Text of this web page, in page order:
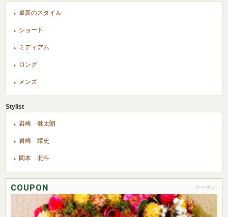
最新のスタイル
ショート
ミディアム
ロング
メンズ
Stylist
岩崎 健太朗
岩崎 靖史
岡本 北斗
COUPON -クーポン-